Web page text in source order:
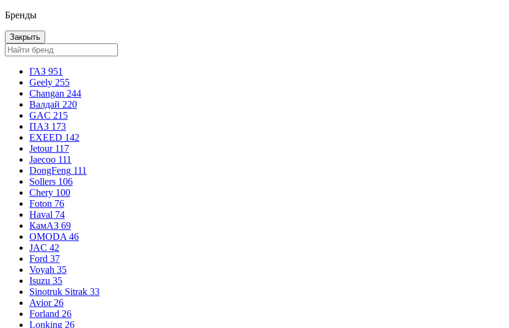
Бренды
Закрыть
ГАЗ 951
Geely 255
Changan 244
Валдай 220
GAC 215
ПАЗ 173
EXEED 142
Jetour 117
Jaecoo 111
DongFeng 111
Sollers 106
Chery 100
Foton 76
Haval 74
КамАЗ 69
OMODA 46
JAC 42
Ford 37
Voyah 35
Isuzu 35
Sinotruk Sitrak 33
Avior 26
Forland 26
Lonking 26